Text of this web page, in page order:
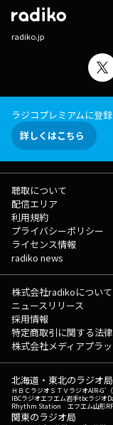
radiko.jp
ラジコプレミアムに登
詳しくはこちら
聴取について
配信エリア
利用規約
プライバシーポリシー
ライセンス情報
radiko news
株式会社radikoについて
ニュースリリース
採用情報
特定商取引に関する法
株式会社メディアプラ
北海道・東北のラジオ局
ＨＢＣラジオＳＴＶラジオAIR-G'
IBCラジオエフエム岩手tbcラジオ
Rhythm Station エフエム山形
関東のラジオ局